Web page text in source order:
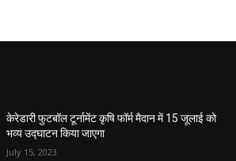
केरेडारी फुटबॉल टूर्नामेंट कृषि फॉर्म मैदान में 15 जूलाई को
भव्य उद्घाटन किया जाएगा
July 15, 2023